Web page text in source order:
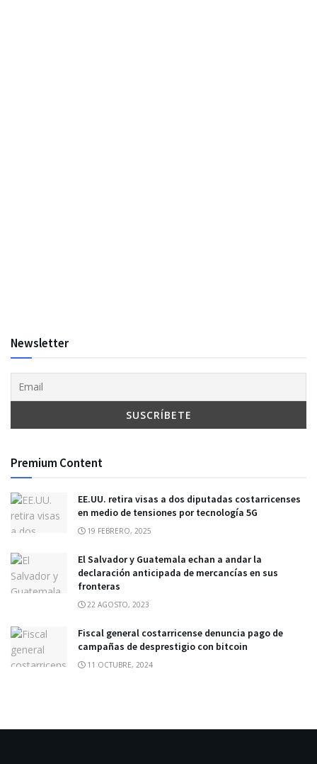
Newsletter
Premium Content
EE.UU. retira visas a dos diputadas costarricenses
en medio de tensiones por tecnología 5G
19 FEBRERO, 2025
El Salvador y Guatemala echan a andar la
declaración anticipada de mercancías en sus
fronteras
22 AGOSTO, 2023
Fiscal general costarricense denuncia pago de
campañas de desprestigio con bitcoin
11 OCTUBRE, 2024